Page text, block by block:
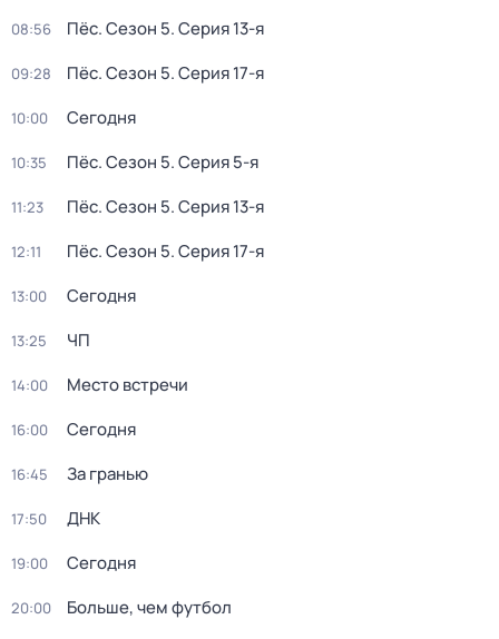
08:56 Пёс. Сезон 5. Серия 13-я
09:28 Пёс. Сезон 5. Серия 17-я
10:00 Сегодня
10:35 Пёс. Сезон 5. Серия 5-я
11:23 Пёс. Сезон 5. Серия 13-я
12:11 Пёс. Сезон 5. Серия 17-я
13:00 Сегодня
13:25 ЧП
14:00 Место встречи
16:00 Сегодня
16:45 За гранью
17:50 ДНК
19:00 Сегодня
20:00 Больше, чем футбол